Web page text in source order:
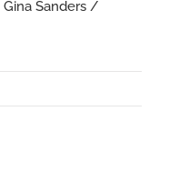
Gina Sanders /